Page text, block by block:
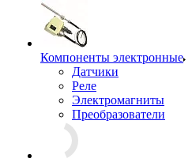
Компоненты электронные
Датчики
Реле
Электромагниты
Преобразователи